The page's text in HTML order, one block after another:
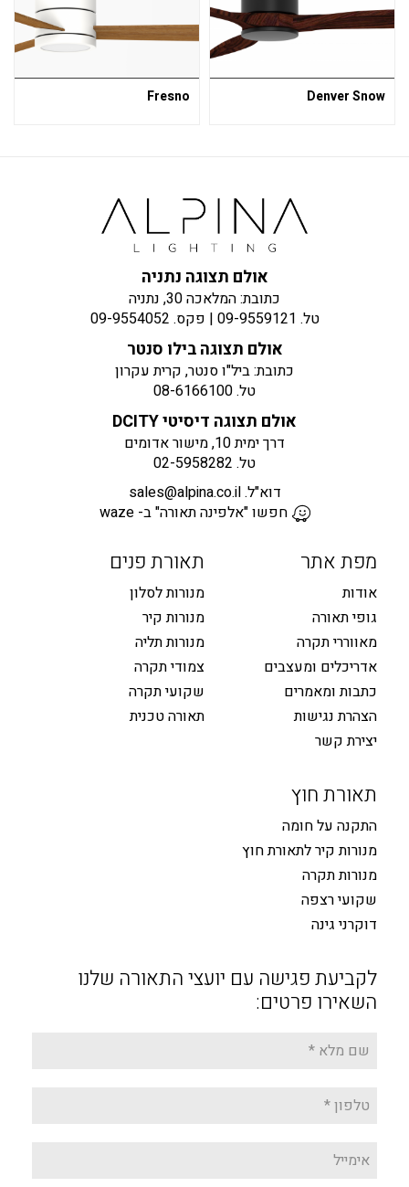
Denver Snow
Fresno
אולם תצוגה נתניה
כתובת: המלאכה 30, נתניה
טל. 09-9559121 | פקס. 09-9554052
אולם תצוגה בילו סנטר
כתובת: ביל"ו סנטר, קרית עקרון
טל.08-6166100
אולם תצוגה דיסיטי DCITY
דרך ימית 10, מישור אדומים
טל. 02-5958282
דוא"ל.sales@alpina.co.il
חפשו "אלפינה תאורה" ב- waze
מפת אתר
אודות
גופי תאורה
מאווררי תקרה
אדריכלים ומעצבים
כתבות ומאמרים
הצהרת נגישות
יצירת קשר
תאורת פנים
מנורות לסלון
מנורות קיר
מנורות תליה
צמודי תקרה
שקועי תקרה
תאורה טכנית
תאורת חוץ
התקנה על חומה
מנורות קיר לתאורת חוץ
מנורות תקרה
שקועי רצפה
דוקרני גינה
לקביעת פגישה עם יועצי התאורה שלנו
השאירו פרטים: